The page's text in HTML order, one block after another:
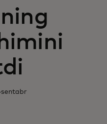
sentabr